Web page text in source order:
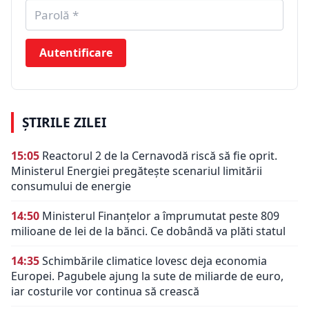
Autentificare
ȘTIRILE ZILEI
15:05 Reactorul 2 de la Cernavodă riscă să fie oprit.
Ministerul Energiei pregătește scenariul limitării
consumului de energie
14:50 Ministerul Finanțelor a împrumutat peste 809
milioane de lei de la bănci. Ce dobândă va plăti statul
14:35Schimbările climatice lovesc deja economia
Europei. Pagubele ajung la sute de miliarde de euro,
iar costurile vor continua să crească